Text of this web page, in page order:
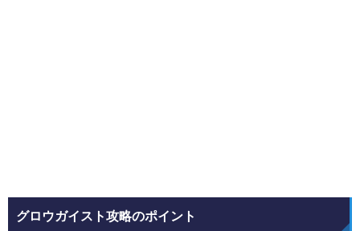
グロウガイスト攻略のポイント